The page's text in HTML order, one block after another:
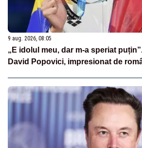
9 aug. 2026, 08:05
„E idolul meu, dar m-a speriat
David Popovici, impresionat de